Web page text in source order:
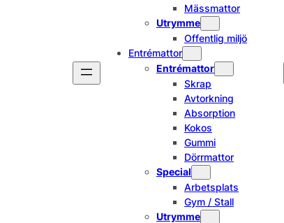
Mässmattor
Utrymme
Offentlig miljö
Entrémattor
Entrémattor
Skrap
Avtorkning
Absorption
Kokos
Gummi
Dörrmattor
Special
Arbetsplats
Gym / Stall
Utrymme